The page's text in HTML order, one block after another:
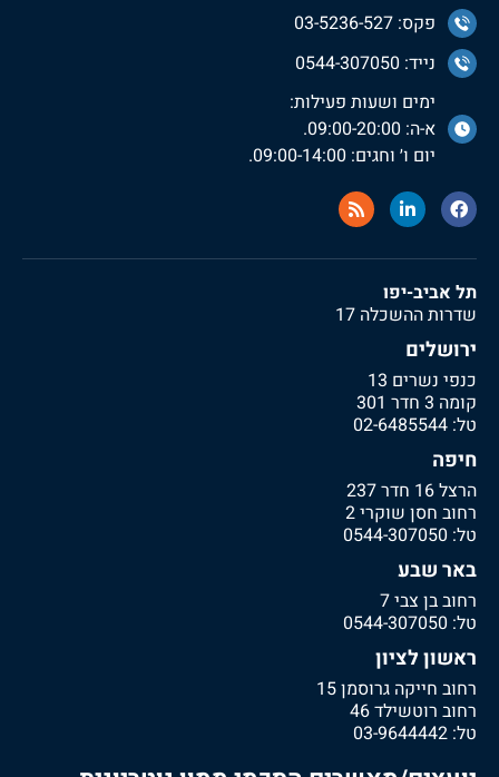
פקס: 03-5236-527
נייד: 0544-307050
ימים ושעות פעילות:
א-ה: 09:00-20:00.
יום ו׳ וחגים: 09:00-14:00.
תל אביב-יפו
שדרות ההשכלה 17
ירושלים
כנפי נשרים 13
קומה 3 חדר 301
טל: 02-6485544
חיפה
הרצל 16 חדר 237
רחוב חסן שוקרי 2
טל: 0544-307050
באר שבע
רחוב בן צבי 7
טל: 0544-307050
ראשון לציון
רחוב חייקה גרוסמן 15
רחוב רוטשילד 46
טל: 03-9644442